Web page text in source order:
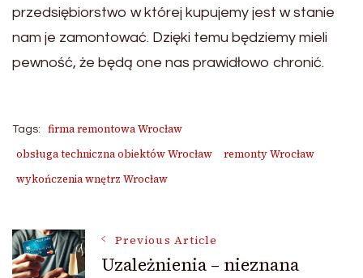
przedsiębiorstwo w której kupujemy jest w stanie
nam je zamontować. Dzięki temu będziemy mieli
pewność, że będą one nas prawidłowo chronić.
Tags:
firma remontowa Wrocław
obsługa techniczna obiektów Wrocław
remonty Wrocław
wykończenia wnętrz Wrocław
Post
Previous Article
Uzależnienia – nieznana